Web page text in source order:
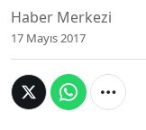
Haber Merkezi
17 Mayıs 2017